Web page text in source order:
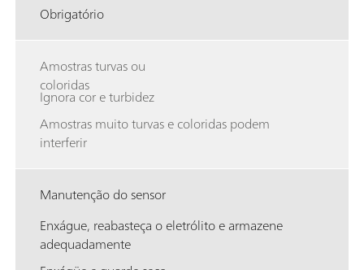
Obrigatório
Amostras turvas ou
coloridas
Ignora cor e turbidez
Amostras muito turvas e coloridas podem
interferir
Manutenção do sensor
Enxágue, reabasteça o eletrólito e armazene
adequadamente